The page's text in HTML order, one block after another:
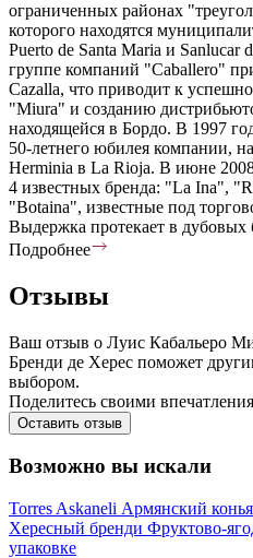
ограниченных районах
которого находятся
Puerto de Santa Maria и Sanlucar
группе компаний "Caballero"
Cazalla, что приводит к
"Miura" и созданию
находящейся в Бордо. В 1997
50-летнего юбилея компании,
Herminia в La Rioja. В июне
4 известных бренда: "La Ina",
"Botaina", известные под
Выдержка протекает в дубовых
Подробнее
Отзывы
Ваш отзыв о Луис Кабальеро
Бренди де Хереc поможет
выбором.
Поделитесь своими
Оставить отзыв
Возможно вы искали
Torres Askaneli Армянский
Хересный бренди Фруктово-
упаковке